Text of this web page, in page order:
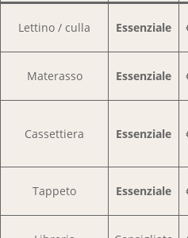
Lettino / culla Essenziale
Materasso Essenziale
Cassettiera Essenziale
Tappeto Essenziale